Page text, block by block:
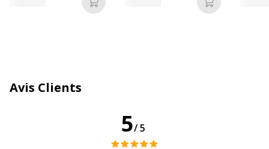
Largeur de la ligne
Oui
Ajouter au panier Ajouter au
Avis Clients
5/5